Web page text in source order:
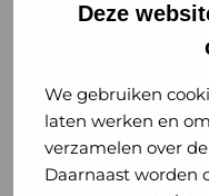
Deze
We gebruiken
laten werken en
verzamelen over
Daarnaast worden
of
GGD
GHOR
of
GGD
GHOR
GGD Reizen op